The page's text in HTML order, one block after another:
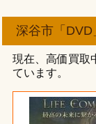
深谷市「
現在、高価買取
ています。